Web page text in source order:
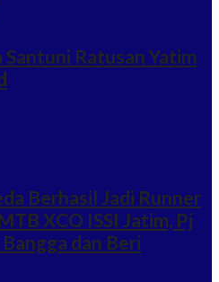
Ratusan Yatim
Berhasil Jadi Runner
XCO ISSI Jatim, Pj
dan Beri